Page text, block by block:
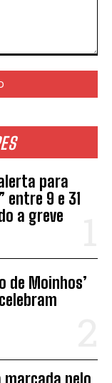
alerta para
entre 9 e 31
a greve
de Moinhos’
marcada pelo